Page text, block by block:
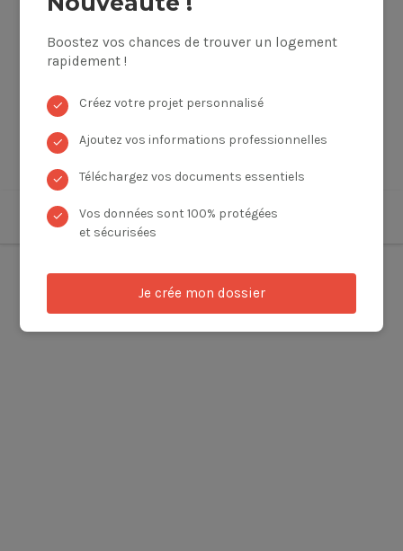
Boostez vos chances de trouver un logement
rapidement !
✓ Créez votre projet personnalisé
✓ Ajoutez vos informations professionnelles
✓ Téléchargez vos documents essentiels
✓
Vos données sont 100% protégées
et sécurisées
Je crée mon dossier